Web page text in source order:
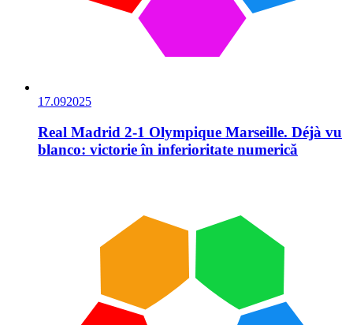
17.092025
Real Madrid 2-1 Olympique Marseille. Déjà vu
blanco: victorie în inferioritate numerică